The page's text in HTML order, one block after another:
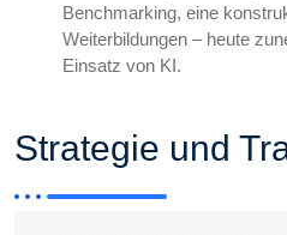
Benchmarking, eine
Weiterbildungen – heute
Einsatz von KI.
Strategie und